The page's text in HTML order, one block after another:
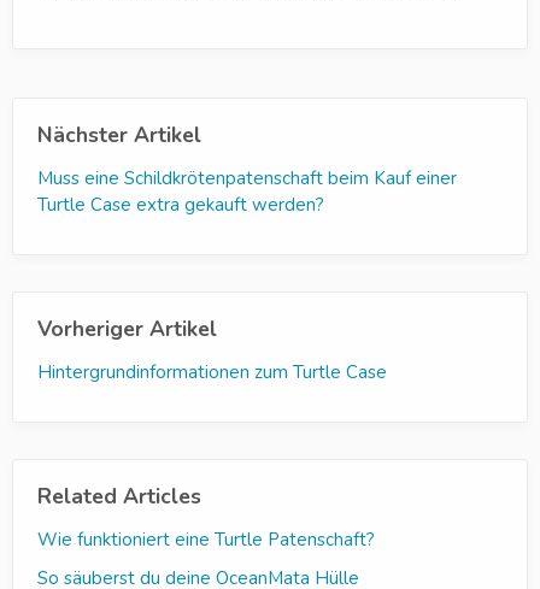
Nächster Artikel
Muss eine Schildkrötenpatenschaft beim Kauf einer
Turtle Case extra gekauft werden?
Vorheriger Artikel
Hintergrundinformationen zum Turtle Case
Related Articles
Wie funktioniert eine Turtle Patenschaft?
So säuberst du deine OceanMata Hülle